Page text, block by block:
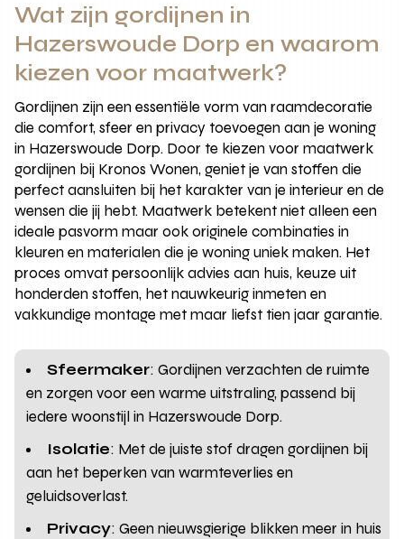
Wat zijn gordijnen in
Hazerswoude Dorp en waarom
kiezen voor maatwerk?
Gordijnen zijn een essentiële vorm van raamdecoratie
die comfort, sfeer en privacy toevoegen aan je woning
in Hazerswoude Dorp. Door te kiezen voor maatwerk
gordijnen bij Kronos Wonen, geniet je van stoffen die
perfect aansluiten bij het karakter van je interieur en de
wensen die jij hebt. Maatwerk betekent niet alleen een
ideale pasvorm maar ook originele combinaties in
kleuren en materialen die je woning uniek maken. Het
proces omvat persoonlijk advies aan huis, keuze uit
honderden stoffen, het nauwkeurig inmeten en
vakkundige montage met maar liefst tien jaar garantie.
Sfeermaker: Gordijnen verzachten de ruimte
en zorgen voor een warme uitstraling, passend bij
iedere woonstijl in Hazerswoude Dorp.
Isolatie: Met de juiste stof dragen gordijnen bij
aan het beperken van warmteverlies en
geluidsoverlast.
Privacy: Geen nieuwsgierige blikken meer in huis